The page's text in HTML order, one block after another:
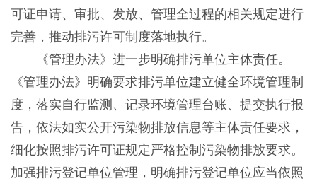
可证申请、审批、发放、管理全过程的相关规定进行
完善，推动排污许可制度落地执行。
《管理办法》进一步明确排污单位主体责任。
《管理办法》明确要求排污单位建立健全环境管理制
度，落实自行监测、记录环境管理台账、提交执行报
告，依法如实公开污染物排放信息等主体责任要求，
细化按照排污许可证规定严格控制污染物排放要求。
加强排污登记单位管理，明确排污登记单位应当依照